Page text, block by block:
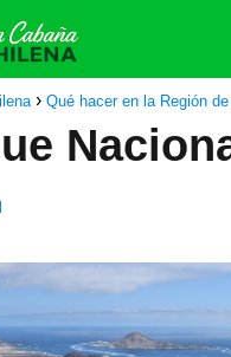
Qué hacer en la Región